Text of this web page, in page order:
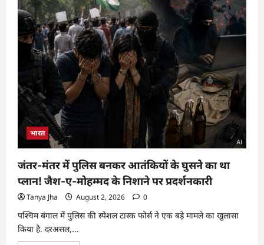
भारत
जंतर-मंतर में पुलिस बनकर आतंकियों के घुसने का था
प्लान! जैश-ए-मोहम्मद के निशाने पर प्रदर्शनकारी
Tanya Jha August 2, 2026 0
पश्चिम बंगाल में पुलिस की स्पेशल टास्क फोर्स ने एक बड़े मामले का खुलासा
किया है. दरअसल,...